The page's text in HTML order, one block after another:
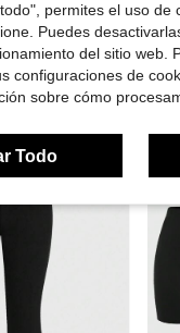
casual para adolescentes, elegantes para otoño/invierno
(100+)
-
13-16 Years
permites el uso de
Puedes
del sitio web.
configuraciones de
sobre cómo
Todo